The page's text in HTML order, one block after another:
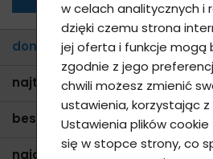
domyślne
najtańsze
bestsellery
najdroższe
w celach analitycznych i
dzięki czemu strona
jej oferta i funkcje mogą
zgodnie z jego
chwili możesz zmienić
ustawienia, korzystając z
Ustawienia plików
się w stopce strony, co